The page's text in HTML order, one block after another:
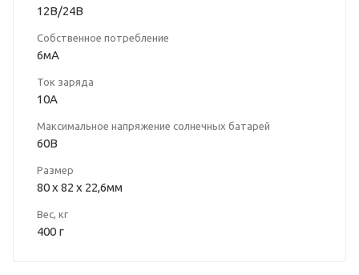
12В/24В
Собственное потребление
6мА
Ток заряда
10A
Максимальное напряжение солнечных батарей
60В
Размер
80 x 82 x 22,6мм
Вес, кг
400 г